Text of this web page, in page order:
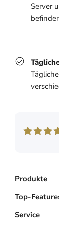
Server
Produkte
Kassensystem
Top-
Online-
Service